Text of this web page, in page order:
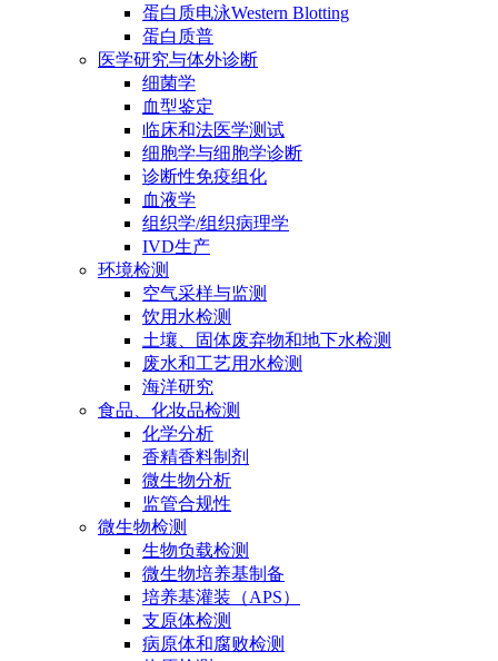
蛋白质电泳Western Blotting
蛋白质普
医学研究与体外诊断
细菌学
血型鉴定
临床和法医学测试
细胞学与细胞学诊断
诊断性免疫组化
血液学
组织学/组织病理学
IVD生产
环境检测
空气采样与监测
饮用水检测
土壤、固体废弃物和地下水检测
废水和工艺用水检测
海洋研究
食品、化妆品检测
化学分析
香精香料制剂
微生物分析
监管合规性
微生物检测
生物负载检测
微生物培养基制备
培养基灌装（APS）
支原体检测
病原体和腐败检测